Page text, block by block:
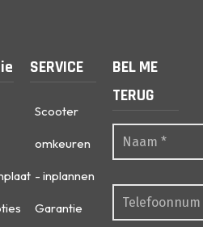
SERVICE
Scooter
omkeuren
- inplannen
Garantie
BEL ME
TERUG